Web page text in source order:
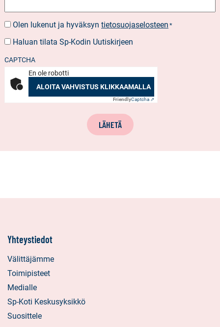
SUOSTUMUS*
Olen lukenut ja hyväksyn tietosuojaselosteen *
UUTISKIRJEEN
Haluan tilata Sp-Kodin Uutiskirjeen
CAPTCHA
En ole robotti
ALOITA VAHVISTUS KLIKKAAMALLA
FriendlyCaptcha ⇗
LÄHETÄ
Yhteystiedot
Välittäjämme
Toimipisteet
Medialle
Sp-Koti Keskusyksikkö
Suosittele